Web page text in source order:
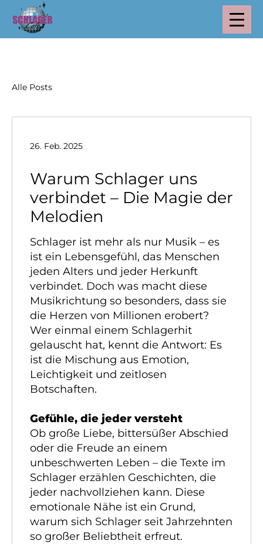
Alle Posts
26. Feb. 2025
Warum Schlager uns
verbindet – Die Magie der
Melodien
Schlager ist mehr als nur Musik – es
ist ein Lebensgefühl, das Menschen
jeden Alters und jeder Herkunft
verbindet. Doch was macht diese
Musikrichtung so besonders, dass sie
die Herzen von Millionen erobert?
Wer einmal einem Schlagerhit
gelauscht hat, kennt die Antwort: Es
ist die Mischung aus Emotion,
Leichtigkeit und zeitlosen
Botschaften.
Gefühle, die jeder versteht
Ob große Liebe, bittersüßer Abschied
oder die Freude an einem
unbeschwerten Leben – die Texte im
Schlager erzählen Geschichten, die
jeder nachvollziehen kann. Diese
emotionale Nähe ist ein Grund,
warum sich Schlager seit Jahrzehnten
so großer Beliebtheit erfreut.